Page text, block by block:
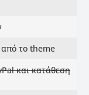
το theme
και κατάθεση